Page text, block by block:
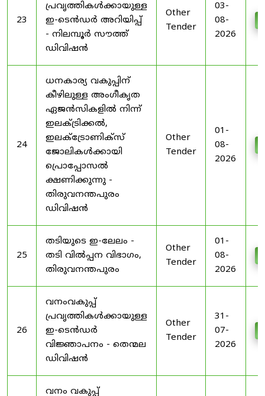
23
പ്രവൃത്തികൾക്കായുള്ള
ഇ-ടെൻഡർ അറിയിപ്പ്
- നിലമ്പൂർ സൗത്ത്
ഡിവിഷൻ
Other
Tender
03-
08-
2026
24
ധനകാര്യ വകുപ്പിന്
കീഴിലുള്ള അംഗീകൃത
ഏജൻസികളിൽ നിന്ന്
ഇലക്ട്രിക്കൽ,
ഇലക്ട്രോണിക്സ്
ജോലികൾക്കായി
പ്രൊപ്പോസൽ
ക്ഷണിക്കുന്നു -
തിരുവനന്തപുരം
ഡിവിഷൻ
Other
Tender
01-
08-
2026
25
തടിയുടെ ഇ-ലേലം -
തടി വിൽപ്പന വിഭാഗം,
തിരുവനന്തപുരം
Other
Tender
01-
08-
2026
26
വനംവകുപ്പ്
പ്രവൃത്തികൾക്കായുള്ള
ഇ-ടെൻഡർ
വിജ്ഞാപനം - തെന്മല
ഡിവിഷൻ
Other
Tender
31-
07-
2026
വനം വകുപ്പ്